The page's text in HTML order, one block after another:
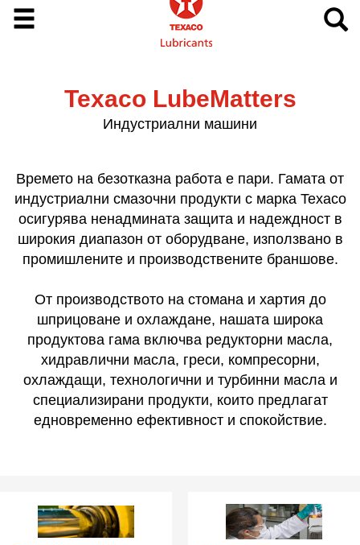
Texaco LubeMatters
Индустриални машини
Времето на безотказна работа е пари. Гамата от
индустриални смазочни продукти с марка Texaco
осигурява ненадмината защита и надеждност в
широкия диапазон от оборудване, използвано в
промишлените и производствените браншове.
От производството на стомана и хартия до
шприцоване и охлаждане, нашата широка
продуктова гама включва редукторни масла,
хидравлични масла, греси, компресорни,
охлаждащи, технологични и турбинни масла и
специализирани продукти, които предлагат
едновременно ефективност и спокойствие.